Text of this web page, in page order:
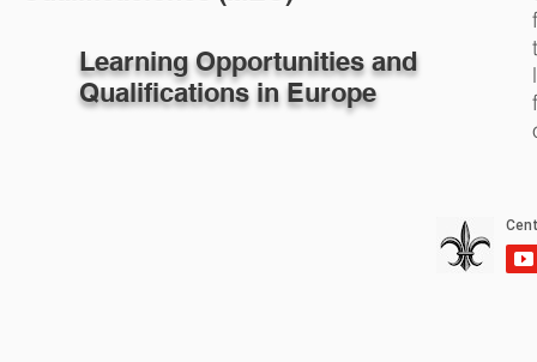
Learning Opportunities and
Qualifications in Europe